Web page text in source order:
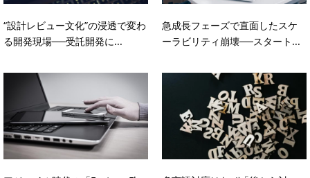
“設計レビュー文化”の浸透で変わ
る開発現場──受託開発に...
急成長フェーズで直面したスケ
ーラビリティ崩壊──スタート...